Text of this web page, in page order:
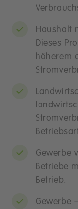
Haushalt
Dieses
höherem
Gewerbe
Betriebe
Betrieb.
Gewerbe